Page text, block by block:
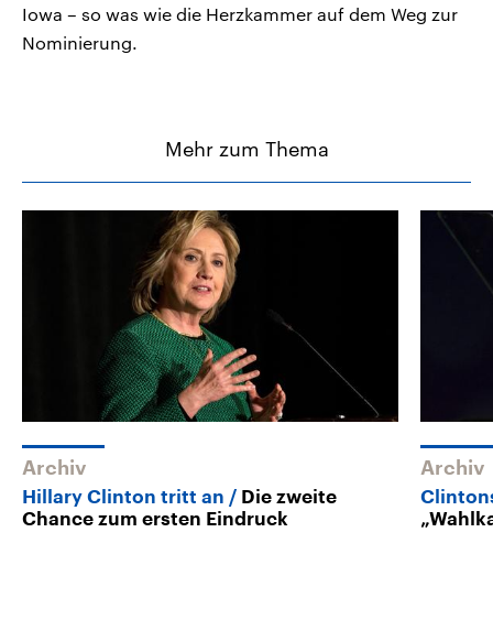
Iowa – so was wie die Herzkammer auf dem Weg zur
Nominierung.
Mehr zum Thema
Archiv
Hillary Clinton tritt an
Die zweite
Chance zum ersten Eindruck
Archiv